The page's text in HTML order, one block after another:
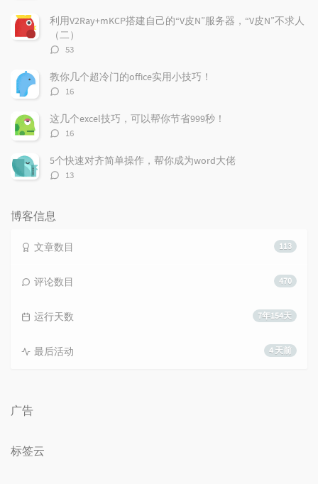
数：
利用V2Ray+mKCP搭建自己的“V皮N”服务器，“V皮N”不求人
（二）
评
数：
53
教你几个超冷门的office实用小技巧！
评
数：
16
这几个excel技巧，可以帮你节省999秒！
评
数：
16
5个快速对齐简单操作，帮你成为word大佬
评
13
博客信息
113
文章数目
470
评论数目
7年154天
运行天数
4 天前
最后活动
广告
标签云